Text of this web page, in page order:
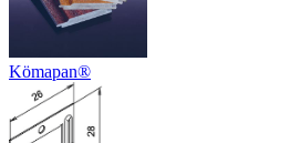
Kömapan®